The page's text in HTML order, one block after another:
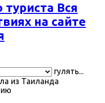
туриста Вся
на сайте
гулять...